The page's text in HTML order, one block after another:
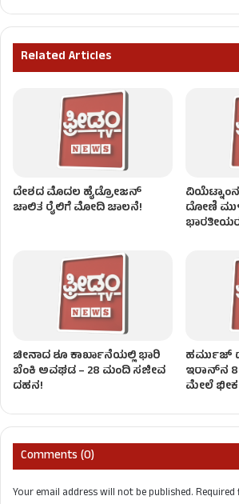
Related Articles
ದೇಶದ ಮೊದಲ ಹೈಡ್ರೋಜನ್‌
ಚಾಲಿತ ರೈಲಿಗೆ ಮೋದಿ ಚಾಲನೆ!
ದೋಣಿ
ಚೀನಾದ ಶೂ ಕಾರ್ಖಾನೆಯಲ್ಲಿ ಭಾರಿ
ಬೆಂಕಿ ಅವಘಡ – 28 ಮಂದಿ ಸಜೀವ
ದಹನ!
ಹರ್ಮುಜ್
ಇರಾನ್‌ನ
ಮೇಲೆ
Comments (0)
Your email address will not be published.